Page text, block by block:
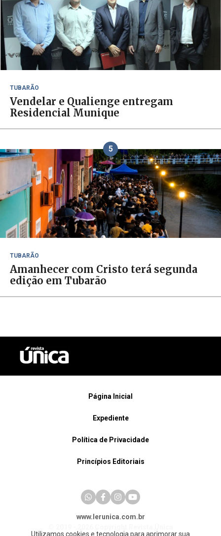
TUBARÃO
Vendelar e Qualienge entregam
Residencial Munique
5
TUBARÃO
Amanhecer com Cristo terá segunda
edição em Tubarão
Página Inicial
Expediente
Política de Privacidade
Princípios Editoriais
www.lerunica.com.br
Utilizamos cookies e tecnologia para aprimorar sua